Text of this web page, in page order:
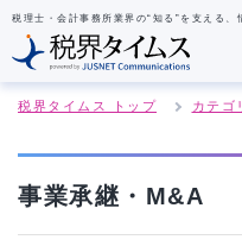
税理士・会計事務所業界の“知る”を支える、
税界タイムス トップ カテゴ
事業承継・M&A